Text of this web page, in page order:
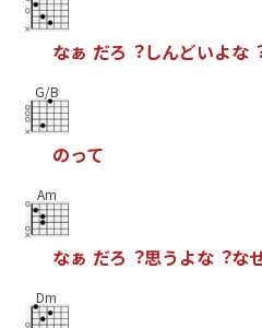
なぁ だろ ︖しんどいよな
G/B
のって
Am
なぁ だろ ︖思う よな︖な
Dm